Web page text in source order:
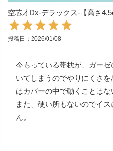
空芯才Dx‐デラックス‐【高さ
投稿日 2026/01/08
今もっている帯枕が、ガー
いてしまうのでやりにくさ
はカバーの中で動くことはな
また、硬い所もないのでイ
ん。